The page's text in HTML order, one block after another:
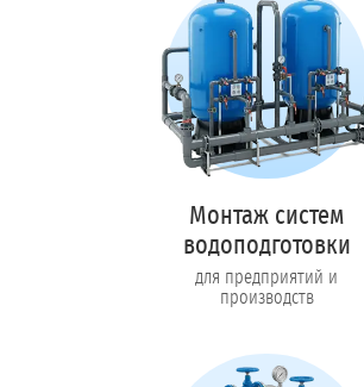
Монтаж систем
водоподготовки
для предприятий и
производств